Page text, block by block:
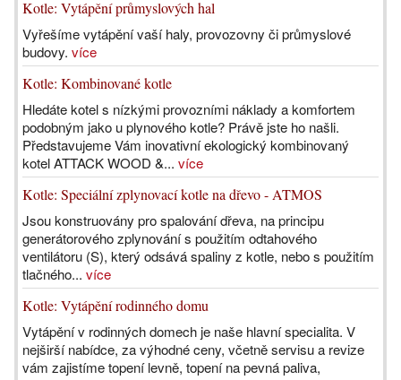
Kotle: Vytápění průmyslových hal
Vyřešíme vytápění vaší haly, provozovny či průmyslové
budovy. více
Kotle: Kombinované kotle
Hledáte kotel s nízkými provozními náklady a komfortem
podobným jako u plynového kotle? Právě jste ho našli.
Představujeme Vám inovativní ekologický kombinovaný
kotel ATTACK WOOD &... více
Kotle: Speciální zplynovací kotle na dřevo - ATMOS
Jsou konstruovány pro spalování dřeva, na principu
generátorového zplynování s použitím odtahového
ventilátoru (S), který odsává spaliny z kotle, nebo s použitím
tlačného... více
Kotle: Vytápění rodinného domu
Vytápění v rodinných domech je naše hlavní specialita. V
nejširší nabídce, za výhodné ceny, včetně servisu a revize
vám zajistíme topení levně, topení na pevná paliva,